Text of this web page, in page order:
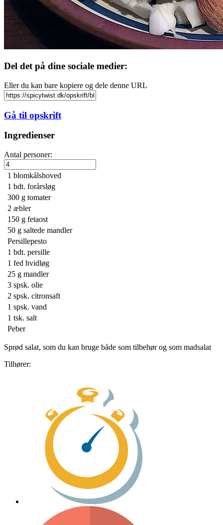
Del det på dine sociale medier:
Eller du kan bare kopiere og dele denne URL
Gå til opskrift
Ingredienser
Antal personer:
1 blomkålshoved
1 bdt. forårsløg
300 g tomater
2 æbler
150 g fetaost
50 g saltede mandler
Persillepesto
1 bdt. persille
1 fed hvidløg
25 g mandler
3 spsk. olie
2 spsk. citronsaft
1 spsk. vand
1 tsk. salt
Peber
Sprød salat, som du kan bruge både som tilbehør og som madsalat
Tilhører: